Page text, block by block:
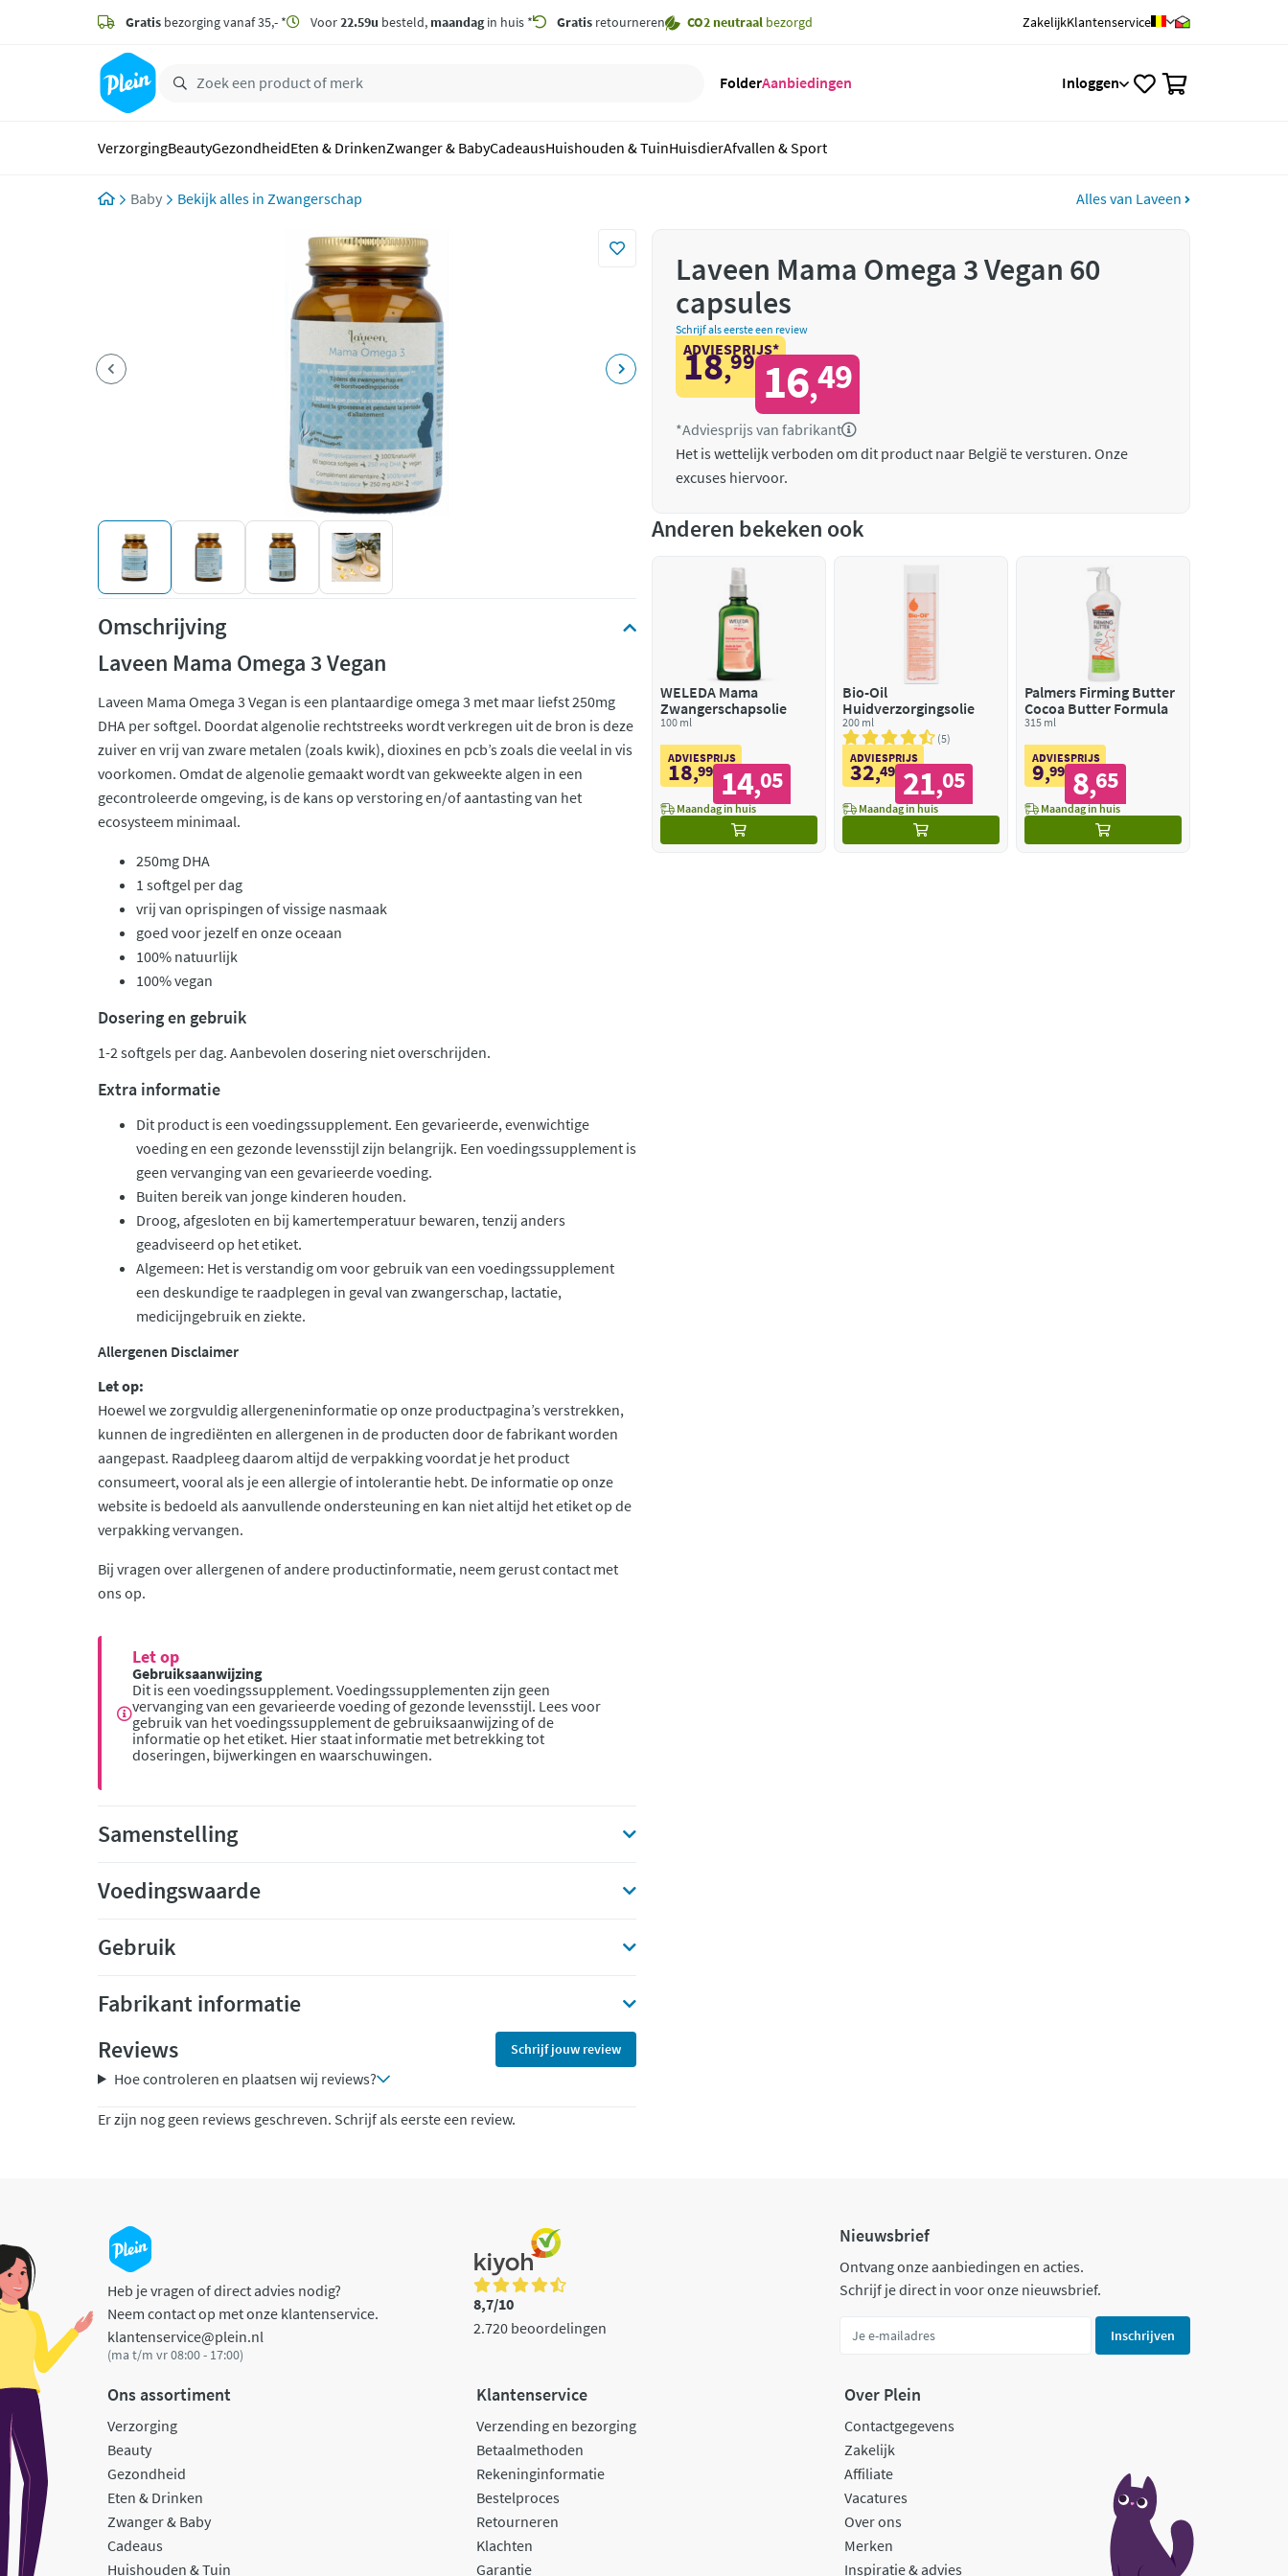
zoeken
hoofdinhoud
Gratis bezorging vanaf 35,- * Voor22.59u besteld, maandagin huis * Gratis retourneren CO2 neutraal bezorgd ZakelijkKlantenservice
FolderAanbiedingen Inloggen
VerzorgingBeautyGezondheidEten & DrinkenZwanger & BabyCadeausHuishouden & TuinHuisdierAfvallen & Sport
Baby Zwangerschap Alles van Laveen
Omschrijving
Laveen Mama Omega 3 Vegan
Laveen Mama Omega 3 Vegan is een plantaardige omega 3 met maar liefst 250mg
DHA per softgel. Doordat algenolie rechtstreeks wordt verkregen uit de bron is deze
zuiver en vrij van zware metalen (zoals kwik), dioxines en pcb’s zoals die veelal in vis
voorkomen. Omdat de algenolie gemaakt wordt van gekweekte algen in een
gecontroleerde omgeving, is de kans op verstoring en/of aantasting van het
ecosysteem minimaal.
250mg DHA
1 softgel per dag
vrij van oprispingen of vissige nasmaak
goed voor jezelf en onze oceaan
100% natuurlijk
100% vegan
Dosering en gebruik
1-2 softgels per dag. Aanbevolen dosering niet overschrijden.
Extra informatie
Dit product is een voedingssupplement. Een gevarieerde, evenwichtige
voeding en een gezonde levensstijl zijn belangrijk. Een voedingssupplement is
geen vervanging van een gevarieerde voeding.
Buiten bereik van jonge kinderen houden.
Droog, afgesloten en bij kamertemperatuur bewaren, tenzij anders
geadviseerd op het etiket.
Algemeen: Het is verstandig om voor gebruik van een voedingssupplement
een deskundige te raadplegen in geval van zwangerschap, lactatie,
medicijngebruik en ziekte.
Allergenen Disclaimer
Let op:
Hoewel we zorgvuldig allergeneninformatie op onze productpagina’s verstrekken,
kunnen de ingrediënten en allergenen in de producten door de fabrikant worden
aangepast. Raadpleeg daarom altijd de verpakking voordat je het product
consumeert, vooral als je een allergie of intolerantie hebt. De informatie op onze
website is bedoeld als aanvullende ondersteuning en kan niet altijd het etiket op de
verpakking vervangen.
Bij vragen over allergenen of andere productinformatie, neem gerust contact met
ons op.
Let op
Gebruiksaanwijzing
Dit is een voedingssupplement. Voedingssupplementen zijn geen
vervanging van een gevarieerde voeding of gezonde levensstijl. Lees voor
gebruik van het voedingssupplement de gebruiksaanwijzing of de
informatie op het etiket. Hier staat informatie met betrekking tot
doseringen, bijwerkingen en waarschuwingen.
Samenstelling
Voedingswaarde
Gebruik
Fabrikant informatie
Reviews
Schrijf jouw review
Hoe controleren en plaatsen wij reviews?
Er zijn nog geen reviews geschreven. Schrijf als eerste een review.
Laveen Mama Omega 3 Vegan 60
capsules
Schrijf als eerste een review
ADVIESPRIJS*
18,99 16,49
*Adviesprijs van fabrikant
Het is wettelijk verboden om dit product naar België te versturen. Onze
excuses hiervoor.
Anderen bekeken ook
WELEDA Mama
Zwangerschapsolie
100 ml
ADVIESPRIJS
18,99 14,05
Maandag in huis
Bio-Oil
Huidverzorgingsolie
200 ml
5
ADVIESPRIJS
32,49 21,05
Maandag in huis
Palmers Firming Butter
Cocoa Butter Formula
315 ml
ADVIESPRIJS
9,99 8,65
Maandag in huis
Heb je vragen of direct advies nodig?
Neem contact op met onze klantenservice.
klantenservice@plein.nl
(ma t/m vr 08:00 - 17:00)
8,7/10
2.720 beoordelingen
Nieuwsbrief
Ontvang onze aanbiedingen en acties.
Schrijf je direct in voor onze nieuwsbrief.
Inschrijven
Ons assortiment
Verzorging
Beauty
Gezondheid
Eten & Drinken
Zwanger & Baby
Cadeaus
Huishouden & Tuin
Klantenservice
Verzending en bezorging
Betaalmethoden
Rekeninginformatie
Bestelproces
Retourneren
Klachten
Garantie
Over Plein
Contactgegevens
Zakelijk
Affiliate
Vacatures
Over ons
Merken
Inspiratie & advies